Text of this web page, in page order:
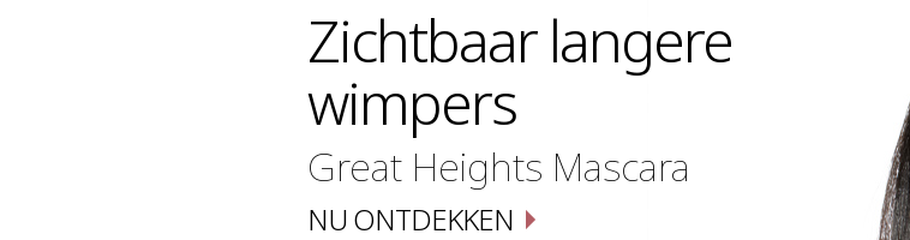
Zichtbaar langere
wimpers
Great Heights Mascara
NU ONTDEKKEN